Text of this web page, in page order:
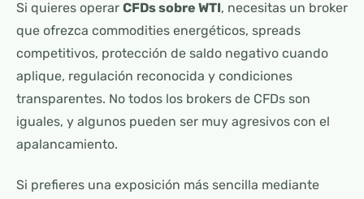
Si quieres operar CFDs sobre WTI, necesitas un broker
que ofrezca commodities energéticos, spreads
competitivos, protección de saldo negativo cuando
aplique, regulación reconocida y condiciones
transparentes. No todos los brokers de CFDs son
iguales, y algunos pueden ser muy agresivos con el
apalancamiento.
Si prefieres una exposición más sencilla mediante